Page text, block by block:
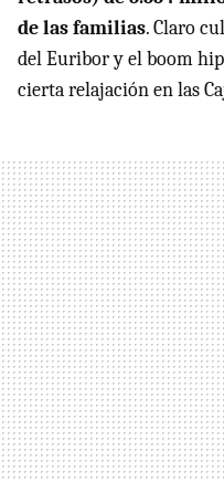
de las familias. Claro
del Euribor y el boom
cierta relajación en las